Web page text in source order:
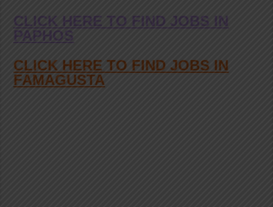
CLICK HERE TO FIND JOBS IN
PAPHOS
CLICK HERE TO FIND JOBS IN
FAMAGUSTA